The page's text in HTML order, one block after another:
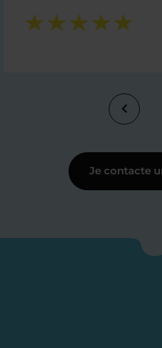
Je contacte